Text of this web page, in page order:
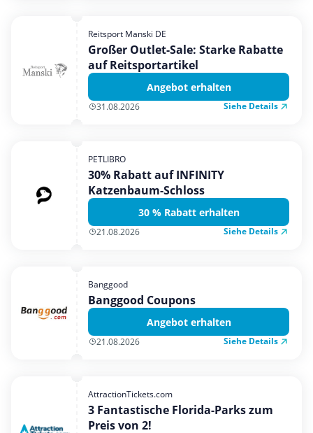
Urlaub & Reise
Reitsport Manski DE
Großer Outlet-Sale: Starke Rabatte
auf Reitsportartikel
Angebot erhalten
31.08.2026 Siehe Details
PETLIBRO
30% Rabatt auf INFINITY
Katzenbaum-Schloss
30 % Rabatt erhalten
21.08.2026 Siehe Details
Banggood
Banggood Coupons
Angebot erhalten
21.08.2026 Siehe Details
AttractionTickets.com
3 Fantastische Florida-Parks zum
Preis von 2!